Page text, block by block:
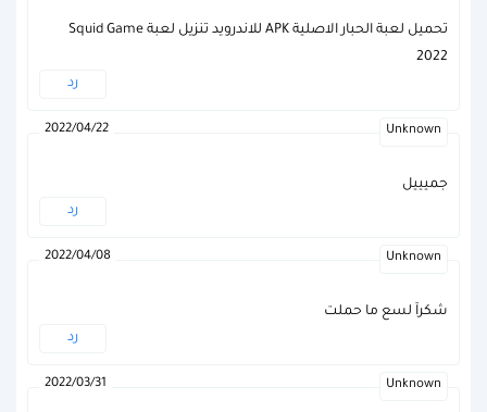
تحميل لعبة الحبار الاصلية APK للاندرويد تنزيل لعبة Squid Game
2022
رد
Unknown
2022/04/22
جميييل
رد
Unknown
2022/04/08
شكرآ لسع ما حملت
رد
Unknown
2022/03/31